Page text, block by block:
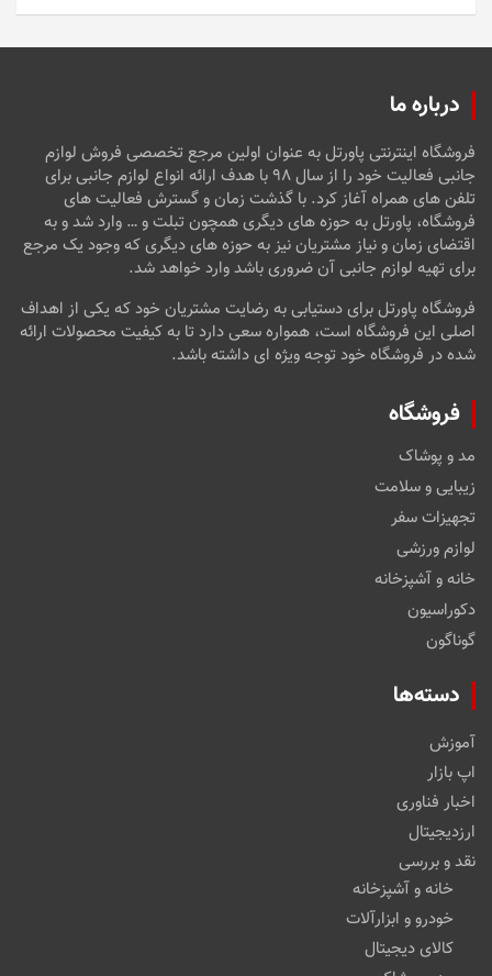
درباره ما
فروشگاه اینترنتی پاورتل به عنوان اولین مرجع تخصصی فروش لوازم
جانبی فعالیت خود را از سال ۹۸ با هدف ارائه انواع لوازم جانبی برای
تلفن های همراه آغاز کرد. با گذشت زمان و گسترش فعالیت های
فروشگاه، پاورتل به حوزه های دیگری همچون تبلت و … وارد شد و به
اقتضای زمان و نیاز مشتریان نیز به حوزه های دیگری که وجود یک مرجع
برای تهیه لوازم جانبی آن ضروری باشد وارد خواهد شد.
فروشگاه پاورتل برای دستیابی به رضایت مشتریان خود که یکی از اهداف
اصلی این فروشگاه است، همواره سعی دارد تا به کیفیت محصولات ارائه
شده در فروشگاه خود توجه ویژه ای داشته باشد.
فروشگاه
مد و پوشاک
زیبایی و سلامت
تجهیزات سفر
لوازم ورزشی
خانه و آشپزخانه
دکوراسیون
گوناگون
دسته‌ها
آموزش
اپ بازار
اخبار فناوری
ارزدیجیتال
نقد و بررسی
خانه و آشپزخانه
خودرو و ابزارآلات
کالای دیجیتال